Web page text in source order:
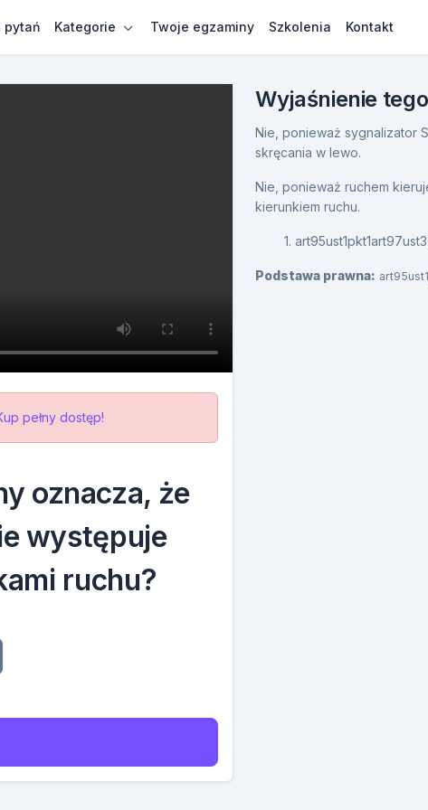
pytań Kategorie Twoje egzaminy Szkolenia Kontakt
pełny dostęp!
oznacza, że
występuje
ruchu?
Wyjaśnienie
Nie, ponieważ sygnalizator
skręcania w lewo.
Nie, ponieważ ruchem
kierunkiem ruchu.
1.
Podstawa prawna: